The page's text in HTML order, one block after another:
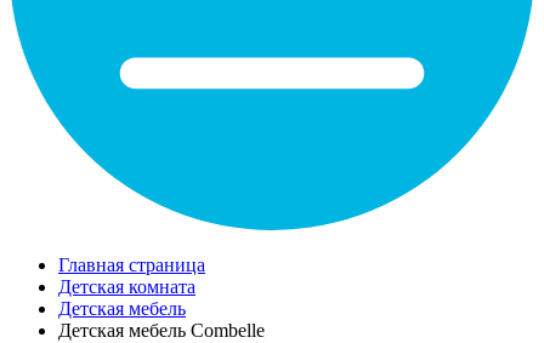
Главная страница
Детская комната
Детская мебель
Детская мебель Combelle